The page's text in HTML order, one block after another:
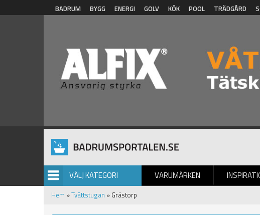
Hoppa till huvudinnehåll
BADRUM BYGG ENERGI GOLV KÖK POOL TRÄDGÅRD
VÄLJ KATEGORI VARUMÄRKEN
BILDGALLERI
Hem »Tvättstugan » Grästorp